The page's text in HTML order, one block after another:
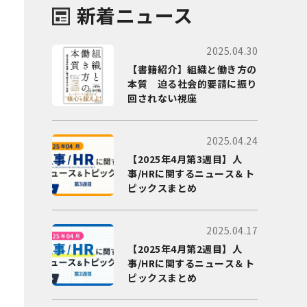
新着ニュース
2025.04.30
【書籍紹介】組織と働き方の
本質 迫る社会的要請に振り
回されない視座
2025.04.24
【2025年4月第3週目】人
事/HRに関するニュース＆ト
ピックスまとめ
2025.04.17
【2025年4月第2週目】人
事/HRに関するニュース＆ト
ピックスまとめ